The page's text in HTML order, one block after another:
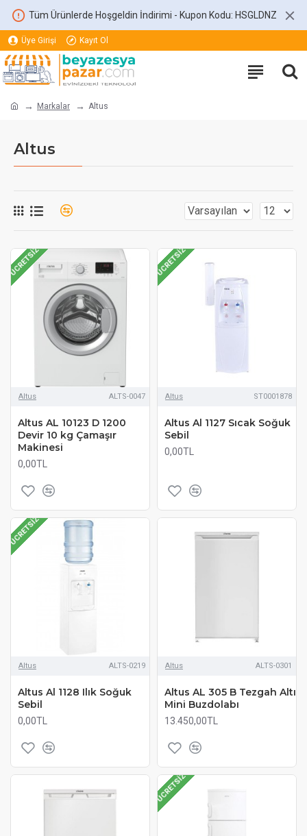
Tüm Ürünlerde Hoşgeldin İndirimi - Kupon Kodu: HSGLDNZ
Üye Girişi Kayıt Ol
Markalar Altus
Altus
ÜCRETSIZ
Altus ALTS-0047
Altus AL 10123 D 1200
Devir 10 kg Çamaşır
Makinesi
0,00TL
ÜCRETSIZ
Altus ST0001878
Altus Al 1127 Sıcak Soğuk
Sebil
0,00TL
ÜCRETSIZ
Altus ALTS-0219
Altus Al 1128 Ilık Soğuk
Sebil
0,00TL
Altus ALTS-0301
Altus AL 305 B Tezgah Altı
Mini Buzdolabı
13.450,00TL
ÜCRETSIZ